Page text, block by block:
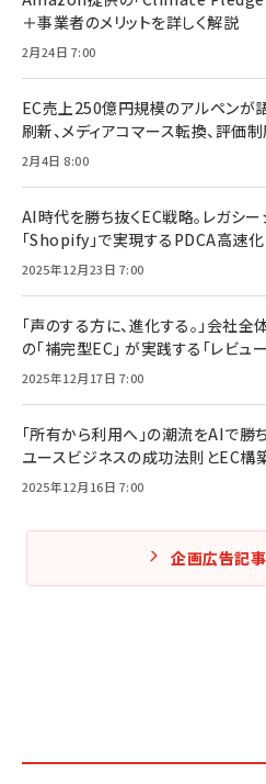
＋事業者のメリットを詳しく解説
2月24日 7:00
EC売上250億円規模のアルペンが
刷新、メディアコマース転換、評価
2月4日 8:00
AI時代を勝ち抜くEC戦略。レガシー
「Shopify」で実現するPDCA高速化
2025年12月23日 7:00
「声のする方に、進化する。」会社
の「補完型EC」 が実践する「レビュ
2025年12月17日 7:00
「所有から利用へ」の潮流をAIで勝
ユースビジネスの成功法則とEC構
2025年12月16日 7:00
企画広告記